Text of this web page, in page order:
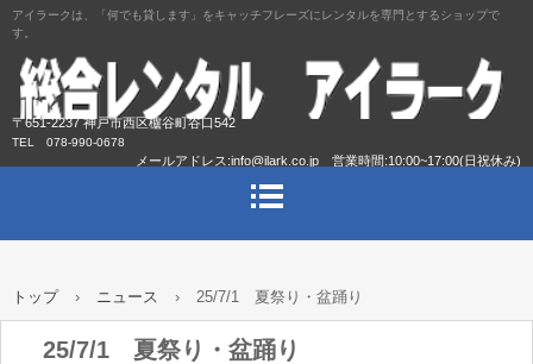
アイラークは、「何でも貸します」をキャッチフレーズにレンタルを専門とするショップで
す。
〒651-2237 神戸市西区櫨谷町谷口542
TEL 078-990-0678
メールアドレス:info@ilark.co.jp 営業時間:10:00~17:00(日祝休み)
トップ › ニュース › 25/7/1 夏祭り・盆踊り
25/7/1 夏祭り・盆踊り